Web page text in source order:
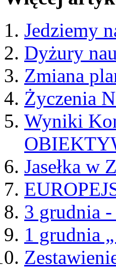
Jedziemy
Dyżury
Zmiana
Życzenia
Wyniki
Jasełka w
3 grudnia
1 grudnia